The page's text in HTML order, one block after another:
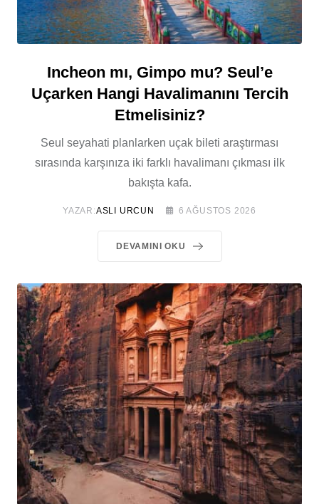
Incheon mı, Gimpo mu? Seul’e
Uçarken Hangi Havalimanını Tercih
Etmelisiniz?
Seul seyahati planlarken uçak bileti araştırması
sırasında karşınıza iki farklı havalimanı çıkması ilk
bakışta kafa.
YAZAR:ASLI URCUN 6 AĞUSTOS 2026
DEVAMINI OKU